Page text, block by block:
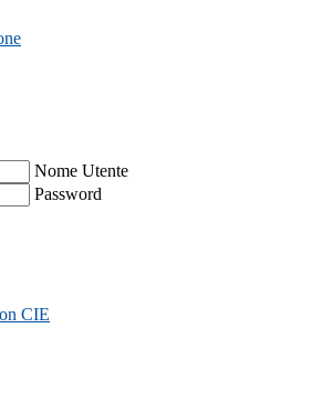
Nome Utente
Password
CIE